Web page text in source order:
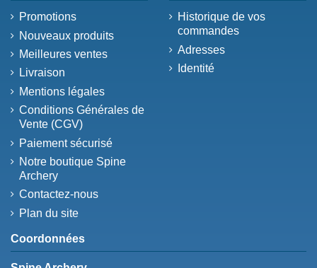
Promotions
Nouveaux produits
Meilleures ventes
Livraison
Mentions légales
Conditions Générales de
Vente (CGV)
Paiement sécurisé
Notre boutique Spine
Archery
Contactez-nous
Plan du site
Historique de vos
commandes
Adresses
Identité
Coordonnées